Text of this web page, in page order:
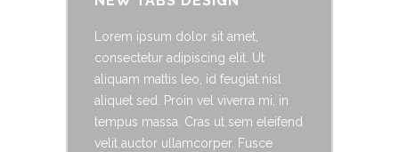
Lorem ipsum dolor sit amet,
consectetur adipiscing elit. Ut
aliquam mattis leo, id feugiat nisl
aliquet sed. Proin vel viverra mi, in
tempus massa. Cras ut sem eleifend
velit auctor ullamcorper. Fusce